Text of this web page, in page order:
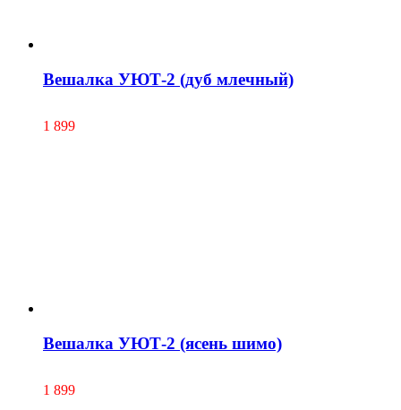
Вешалка УЮТ-2 (дуб млечный)
1 899
Вешалка УЮТ-2 (ясень шимо)
1 899